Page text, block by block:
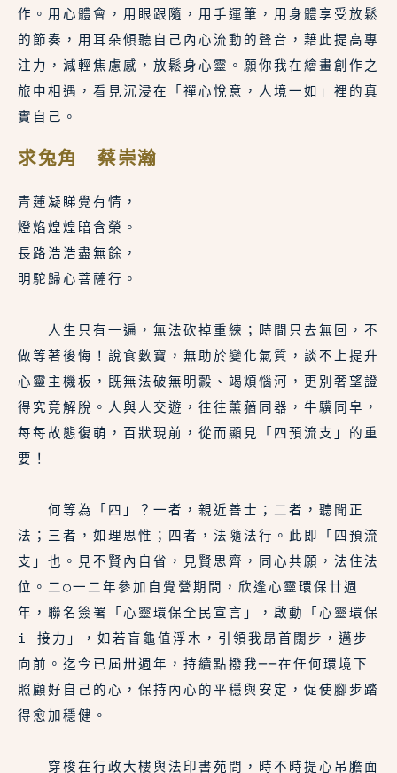
作。用心體會，用眼跟隨，用手運筆，用身體享受放鬆
的節奏，用耳朵傾聽自己內心流動的聲音，藉此提高專
注力，減輕焦慮感，放鬆身心靈。願你我在繪畫創作之
旅中相遇，看見沉浸在「禪心悅意，人境一如」裡的真
實自己。
求兔角 蔡崇瀚
青蓮凝睇覺有情，
燈焰煌煌暗含榮。
長路浩浩盡無餘，
明駝歸心菩薩行。
人生只有一遍，無法砍掉重練；時間只去無回，不
做等著後悔！說食數寶，無助於變化氣質，談不上提升
心靈主機板，既無法破無明㲉、竭煩惱河，更別奢望證
得究竟解脫。人與人交遊，往往薰蕕同器，牛驥同皁，
每每故態復萌，百狀現前，從而顯見「四預流支」的重
要！
何等為「四」？一者，親近善士；二者，聽聞正
法；三者，如理思惟；四者，法隨法行。此即「四預流
支」也。見不賢內自省，見賢思齊，同心共願，法住法
位。二○一二年參加自覺營期間，欣逢心靈環保廿週
年，聯名簽署「心靈環保全民宣言」，啟動「心靈環保
i 接力」，如若盲龜值浮木，引領我昂首闊步，邁步
向前。迄今已屆卅週年，持續點撥我──在任何環境下
照顧好自己的心，保持內心的平穩與安定，促使腳步踏
得愈加穩健。
穿梭在行政大樓與法印書苑間，時不時提心吊膽面